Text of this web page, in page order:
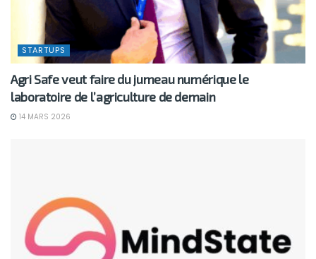
STARTUPS
Agri Safe veut faire du jumeau numérique le
laboratoire de l’agriculture de demain
14 MARS 2026